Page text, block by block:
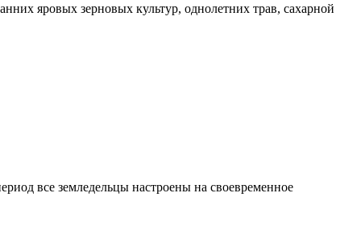
яровых зерновых культур, однолетних трав, сахарной
все земледельцы настроены на своевременное